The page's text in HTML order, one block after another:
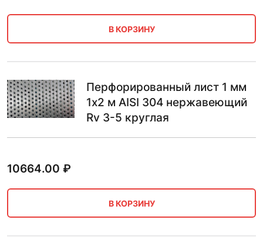
В КОРЗИНУ
Перфорированный лист 1 мм
1х2 м AISI 304 нержавеющий
Rv 3-5 круглая
10664.00 ₽
В КОРЗИНУ